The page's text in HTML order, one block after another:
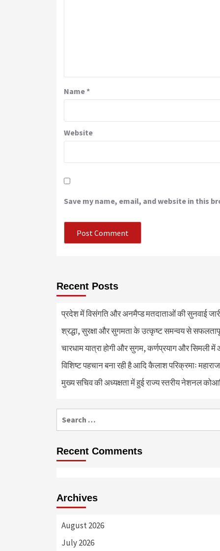
Name*
Website
Save my name, email, and website in this
Recent Posts
प्रदेश में विसंगति और अनमैप्ड मतदाताओं की सुनवाई
श्रद्धा, सुरक्षा और सुगमता के उत्कृष्ट समन्वय से
चारधाम यात्रा होगी और सुगम, कर्णप्रयाग और सिमली
विशिष्ट पहचान बना रही है आदि कैलाश परिक्रमाः महाराज
मुख्य सचिव की अध्यक्षता में हुई राज्य स्तरीय नेशनल
Recent Comments
Archives
August 2026
July 2026